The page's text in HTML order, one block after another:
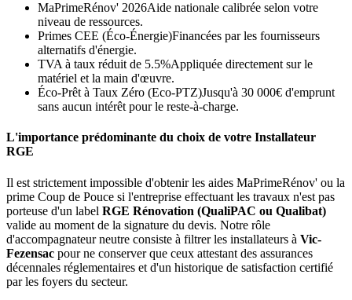
MaPrimeRénov' 2026Aide nationale calibrée selon votre
niveau de ressources.
Primes CEE (Éco-Énergie)Financées par les fournisseurs
alternatifs d'énergie.
TVA à taux réduit de 5.5%Appliquée directement sur le
matériel et la main d'œuvre.
Éco-Prêt à Taux Zéro (Eco-PTZ)Jusqu'à 30 000€ d'emprunt
sans aucun intérêt pour le reste-à-charge.
L'importance prédominante du choix de votre Installateur
RGE
Il est strictement impossible d'obtenir les aides MaPrimeRénov' ou la
prime Coup de Pouce si l'entreprise effectuant les travaux n'est pas
porteuse d'un label RGE Rénovation (QualiPAC ou Qualibat)
valide au moment de la signature du devis. Notre rôle
d'accompagnateur neutre consiste à filtrer les installateurs à Vic-
Fezensac pour ne conserver que ceux attestant des assurances
décennales réglementaires et d'un historique de satisfaction certifié
par les foyers du secteur.